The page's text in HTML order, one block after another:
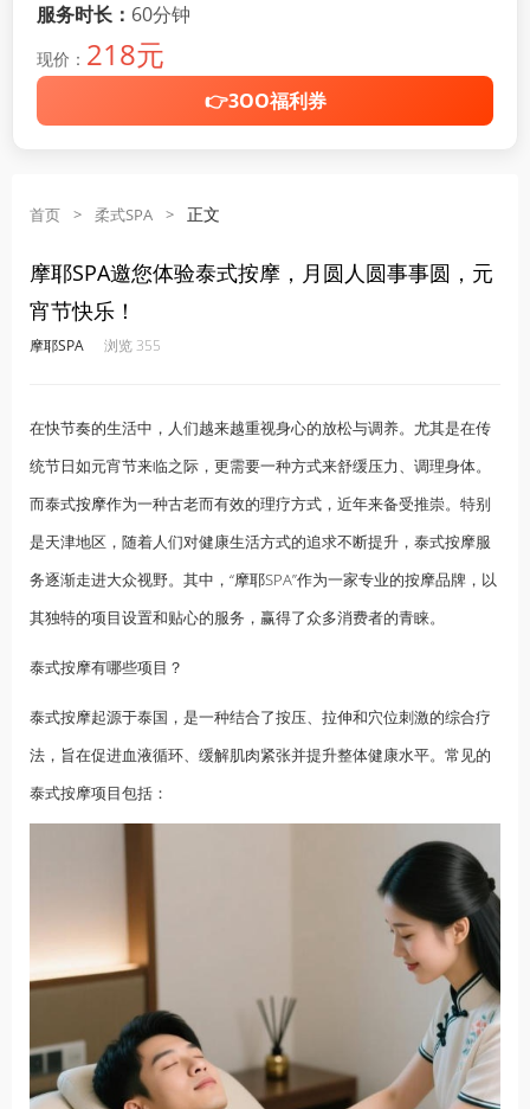
服务时长： 60分钟
现价： 218元
👉3OO福利券
首页 > 柔式SPA > 正文
摩耶SPA邀您体验泰式按摩，月圆人圆事事圆，元
宵节快乐！
摩耶SPA 浏览 355
在快节奏的生活中，人们越来越重视身心的放松与调养。尤其是在传
统节日如元宵节来临之际，更需要一种方式来舒缓压力、调理身体。
而泰式按摩作为一种古老而有效的理疗方式，近年来备受推崇。特别
是天津地区，随着人们对健康生活方式的追求不断提升，泰式按摩服
务逐渐走进大众视野。其中，“摩耶SPA”作为一家专业的按摩品牌，以
其独特的项目设置和贴心的服务，赢得了众多消费者的青睐。
泰式按摩有哪些项目？
泰式按摩起源于泰国，是一种结合了按压、拉伸和穴位刺激的综合疗
法，旨在促进血液循环、缓解肌肉紧张并提升整体健康水平。常见的
泰式按摩项目包括：